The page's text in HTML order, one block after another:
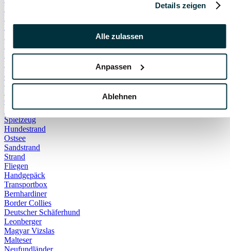
Details zeigen
Alle zulassen
Anpassen
Ablehnen
Bewusstlosigkeit
Erbrechen
Hypoglykämie
Koordinationsstörung
Krampfanfälle
Lethargie
Notfall
Tödlich
DIY
Gehege
Kaninchen
Spielzeug
Hundestrand
Ostsee
Sandstrand
Strand
Fliegen
Handgepäck
Transportbox
Bernhardiner
Border Collies
Deutscher Schäferhund
Leonberger
Magyar Vizslas
Malteser
Neufundländer